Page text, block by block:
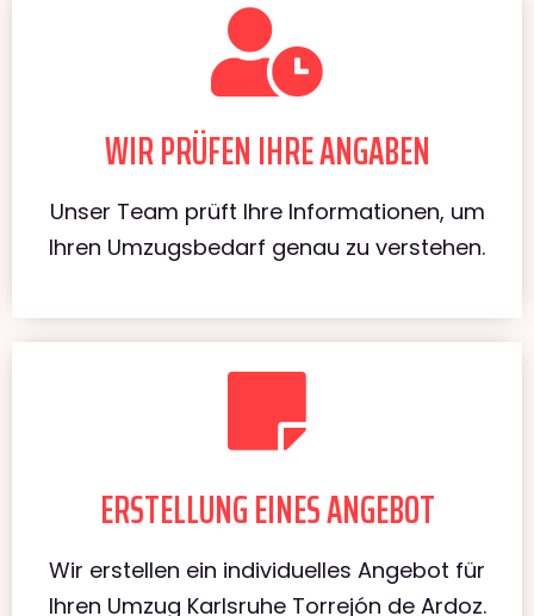
WIR PRÜFEN IHRE ANGABEN
Unser Team prüft Ihre Informationen, um
Ihren Umzugsbedarf genau zu verstehen.
ERSTELLUNG EINES ANGEBOT
Wir erstellen ein individuelles Angebot für
Ihren Umzug Karlsruhe Torrejón de Ardoz.